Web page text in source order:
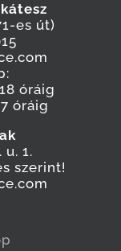
es út)
óráig
óráig
u. 1.
szerint!